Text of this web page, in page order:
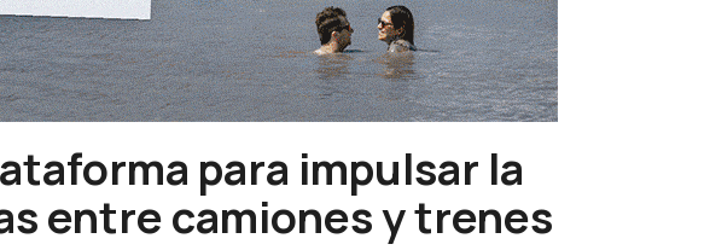
para impulsar la
entre camiones y trenes